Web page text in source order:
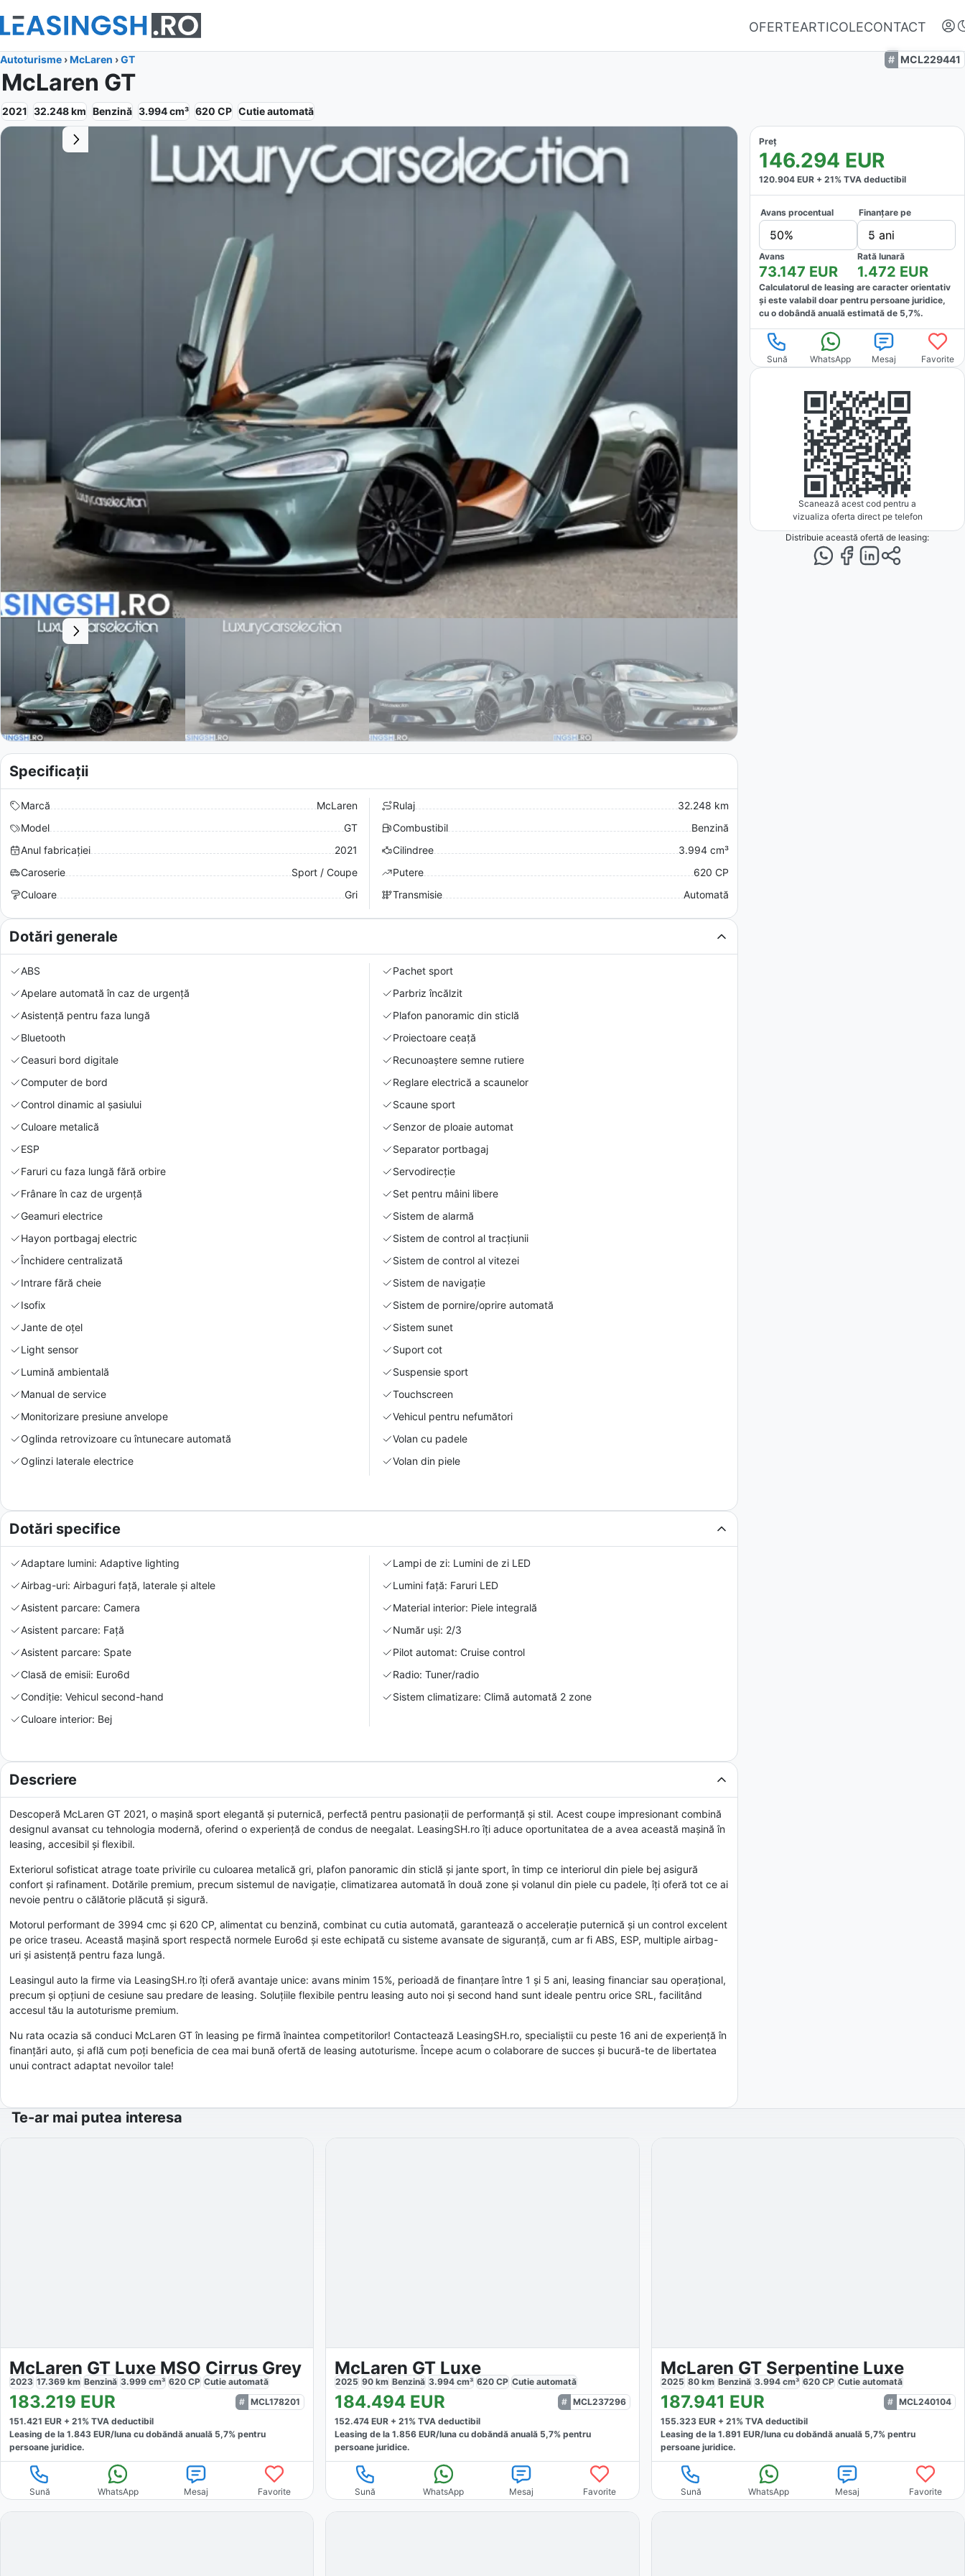
OFERTEARTICOLECONTACT
Autentifică-te
Nu ai oferte favorite
Autoturisme ›McLaren ›GT MCL229441
McLaren GT
2021 32.248km Benzină 3.994cm³ 620 CP Cutieautomată
Preț
146.294 EUR
120.904 EUR + 21% TVA deductibil
Avans procentual
50%
Finanțare pe
5 ani
Avans
73.147 EUR
Rată lunară
1.472 EUR
Calculatorul de leasing are caracter orientativ
și este valabil doar pentru persoane juridice,
cu o dobândă anuală estimată de 5,7%.
Sună WhatsApp Mesaj Favorite
Scanează acest cod pentru a
vizualiza oferta direct pe telefon
Distribuie această ofertă de leasing:
Specificații
Marcă
McLaren
Model
GT
Anul fabricației
2021
Caroserie
Sport / Coupe
Culoare
Gri
Rulaj
32.248 km
Combustibil
Benzină
Cilindree
3.994 cm³
Putere
620 CP
Transmisie
Automată
Dotări generale
ABS
Apelare automată în caz de urgență
Asistență pentru faza lungă
Bluetooth
Ceasuri bord digitale
Computer de bord
Control dinamic al șasiului
Culoare metalică
ESP
Faruri cu faza lungă fără orbire
Frânare în caz de urgență
Geamuri electrice
Hayon portbagaj electric
Închidere centralizată
Intrare fără cheie
Isofix
Jante de oțel
Light sensor
Lumină ambientală
Manual de service
Monitorizare presiune anvelope
Oglinda retrovizoare cu întunecare automată
Oglinzi laterale electrice
Pachet sport
Parbriz încălzit
Plafon panoramic din sticlă
Proiectoare ceață
Recunoaștere semne rutiere
Reglare electrică a scaunelor
Scaune sport
Senzor de ploaie automat
Separator portbagaj
Servodirecție
Set pentru mâini libere
Sistem de alarmă
Sistem de control al tracțiunii
Sistem de control al vitezei
Sistem de navigație
Sistem de pornire/oprire automată
Sistem sunet
Suport cot
Suspensie sport
Touchscreen
Vehicul pentru nefumători
Volan cu padele
Volan din piele
Dotări specifice
Adaptare lumini: Adaptive lighting
Airbag-uri: Airbaguri față, laterale și altele
Asistent parcare: Camera
Asistent parcare: Față
Asistent parcare: Spate
Clasă de emisii: Euro6d
Condiție: Vehicul second-hand
Culoare interior: Bej
Lampi de zi: Lumini de zi LED
Lumini față: Faruri LED
Material interior: Piele integrală
Număr uși: 2/3
Pilot automat: Cruise control
Radio: Tuner/radio
Sistem climatizare: Climă automată 2 zone
Descriere
Descoperă McLaren GT 2021, o mașină sport elegantă și puternică, perfectă pentru pasionații de performanță și stil. Acest coupe impresionant combină
designul avansat cu tehnologia modernă, oferind o experiență de condus de neegalat. LeasingSH.ro îți aduce oportunitatea de a avea această mașină în
leasing, accesibil și flexibil.
Exteriorul sofisticat atrage toate privirile cu culoarea metalică gri, plafon panoramic din sticlă și jante sport, în timp ce interiorul din piele bej asigură
confort și rafinament. Dotările premium, precum sistemul de navigație, climatizarea automată în două zone și volanul din piele cu padele, îți oferă tot ce ai
nevoie pentru o călătorie plăcută și sigură.
Motorul performant de 3994 cmc și 620 CP, alimentat cu benzină, combinat cu cutia automată, garantează o accelerație puternică și un control excelent
pe orice traseu. Această mașină sport respectă normele Euro6d și este echipată cu sisteme avansate de siguranță, cum ar fi ABS, ESP, multiple airbag-
uri și asistență pentru faza lungă.
Leasingul auto la firme via LeasingSH.ro îți oferă avantaje unice: avans minim 15%, perioadă de finanțare între 1 și 5 ani, leasing financiar sau operațional,
precum și opțiuni de cesiune sau predare de leasing. Soluțiile flexibile pentru leasing auto noi și second hand sunt ideale pentru orice SRL, facilitând
accesul tău la autoturisme premium.
Nu rata ocazia să conduci McLaren GT în leasing pe firmă înaintea competitorilor! Contactează LeasingSH.ro, specialiștii cu peste 16 ani de experiență în
finanțări auto, și află cum poți beneficia de cea mai bună ofertă de leasing autoturisme. Începe acum o colaborare de succes și bucură-te de libertatea
unui contract adaptat nevoilor tale!
Te-ar mai putea interesa
McLaren GT Luxe MSO Cirrus Grey
2023 17.369 km Benzină 3.999 cm³ 620 CP Cutie automată
183.219 EUR
MCL178201
151.421 EUR + 21% TVA deductibil
Leasing de la 1.843 EUR/luna cu dobăndă anuală 5,7% pentru
persoane juridice.
Sună WhatsApp Mesaj Favorite
McLaren GT Luxe
2025 90 km Benzină 3.994 cm³ 620 CP Cutieautomată
184.494 EUR
MCL237296
152.474 EUR +21% TVA deductibil
Leasing de la1.856 EUR/luna cu dobăndă anuală 5,7% pentru
persoane juridice.
Sună WhatsApp Mesaj Favorite
McLaren GT Serpentine Luxe
2025 80km Benzină 3.994cm³ 620CP Cutie automată
187.941 EUR
MCL240104
155.323EUR + 21% TVA deductibil
Leasing de la 1.891 EUR/lunacu dobăndă anuală 5,7% pentru
persoane juridice.
Sună WhatsApp Mesaj Favorite